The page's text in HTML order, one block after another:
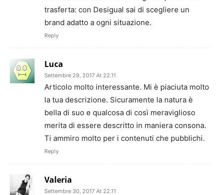
trasferta: con Desigual sai di scegliere un
brand adatto a ogni situazione.
Reply
Luca
Settembre 29, 2017 At 22.11
Articolo molto interessante. Mi è piaciuta molto
la tua descrizione. Sicuramente la natura è
bella di suo e qualcosa di così meraviglioso
merita di essere descritto in maniera consona.
Ti ammiro molto per i contenuti che pubblichi.
Reply
Valeria
Settembre 30, 2017 At 22.11